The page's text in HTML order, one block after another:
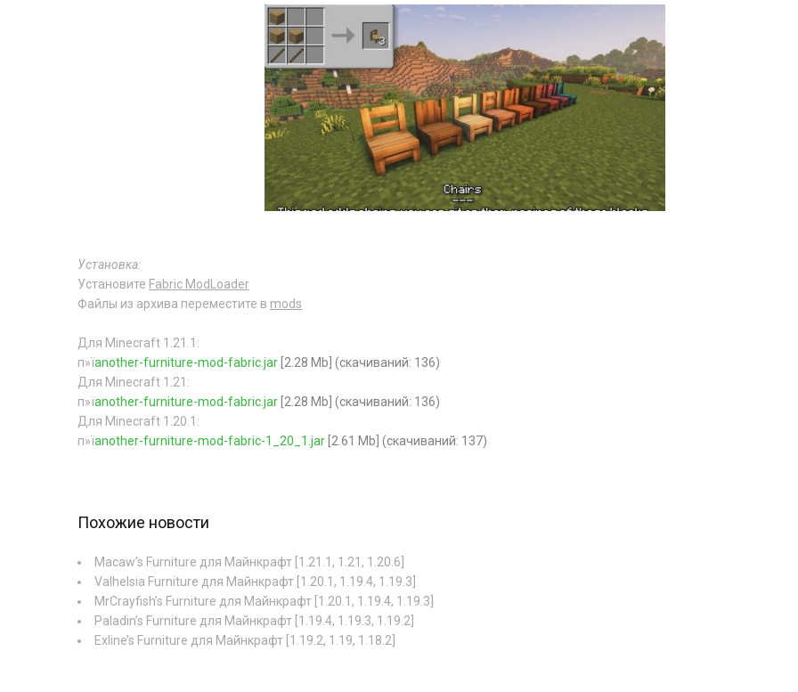
Установка:
Установите Fabric ModLoader
Файлы из архива переместите в mods
Для Minecraft 1.21.1:
п»їanother-furniture-mod-fabric.jar [2.28 Mb] (cкачиваний: 136)
Для Minecraft 1.21:
п»їanother-furniture-mod-fabric.jar [2.28 Mb] (cкачиваний: 136)
Для Minecraft 1.20.1:
п»їanother-furniture-mod-fabric-1_20_1.jar [2.61 Mb] (cкачиваний: 137)
Похожие новости
Macaw’s Furniture для Майнкрафт [1.21.1, 1.21, 1.20.6]
Valhelsia Furniture для Майнкрафт [1.20.1, 1.19.4, 1.19.3]
MrCrayfish’s Furniture для Майнкрафт [1.20.1, 1.19.4, 1.19.3]
Paladin’s Furniture для Майнкрафт [1.19.4, 1.19.3, 1.19.2]
Exline’s Furniture для Майнкрафт [1.19.2, 1.19, 1.18.2]